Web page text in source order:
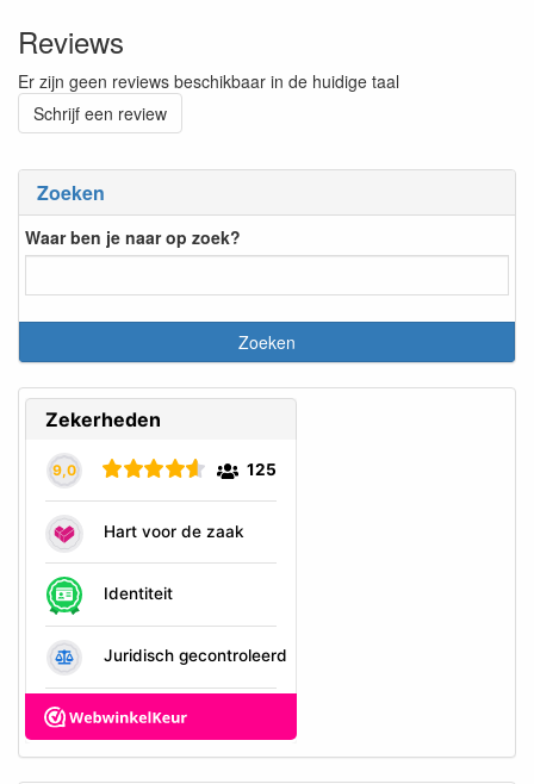
Zoeken
Waar ben je naar op zoek?
Reviews
Er zijn geen reviews beschikbaar in de huidige taal
Schrijf een review